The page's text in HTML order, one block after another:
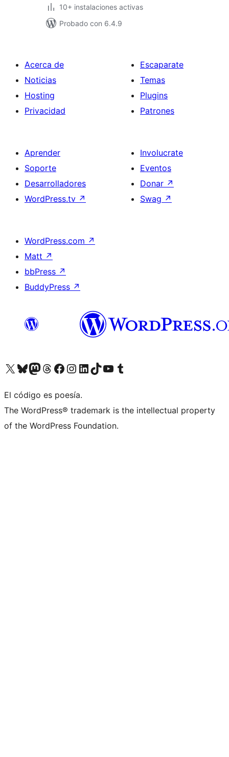
10+ instalaciones activas
Probado con 6.4.9
Acerca de
Noticias
Hosting
Privacidad
Escaparate
Temas
Plugins
Patrones
Aprender
Soporte
Desarrolladores
WordPress.tv ↗
Involucrate
Eventos
Donar ↗
Swag ↗
WordPress.com ↗
Matt ↗
bbPress ↗
BuddyPress ↗
Visitá nuestra cuenta de X (anteriormente Twitter)
Visitá nuestra cuenta de Bluesky
Visitá nuestra cuenta de Mastodon
Visitá nuestra cuenta de Threads
Visitá nuestra página de Facebook
Visitá nuestra cuenta de Instagram
Visitá nuestra cuenta de LinkedIn
Visitá nuestra cuenta de TikTok
Visitá nuestro canal de YouTube
Visitá nuestra cuenta de Tumblr
El código es poesía.
The WordPress® trademark is the intellectual property
of the WordPress Foundation.